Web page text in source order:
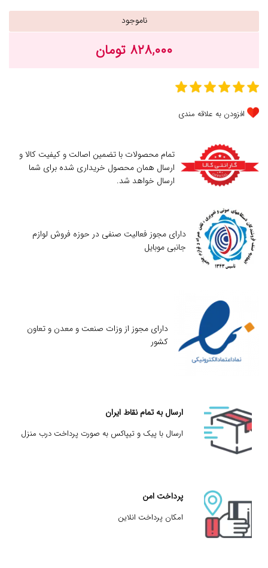
ناموجود
۸۲۸,۰۰۰ تومان
افزودن به علاقه مندی
تمام محصولات با تضمین اصالت و کیفیت کالا و
ارسال همان محصول خریداری شده برای شما
ارسال خواهد شد.
دارای مجوز فعالیت صنفی در حوزه فروش لوازم
جانبی موبایل
دارای مجوز از وزات صنعت و معدن و تعاون
کشور
ارسال به تمام نقاط ایران
ارسال با پیک و تیپاکس به صورت پرداخت درب منزل
پرداخت امن
امکان پرداخت انلاین